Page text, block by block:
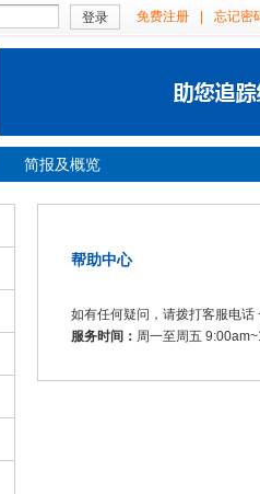
登录 免费注册 忘记密
简报及概览
帮助中心
如有任何疑问，请拨打客服电
服务时间： 周一至周五